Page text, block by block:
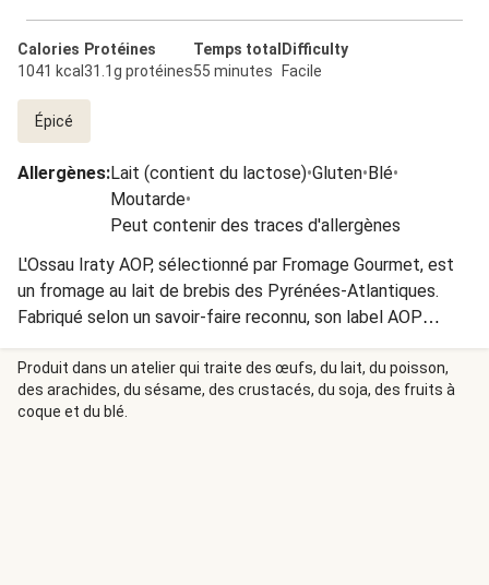
Calories
1041 kcal
Protéines
31.1g protéines
Temps total
55 minutes
Difficulty
Facile
Épicé
Allergènes:Lait (contient du lactose)•Gluten•Blé•
Moutarde•
Peut contenir des traces d'allergènes
L'Ossau Iraty AOP, sélectionné par Fromage Gourmet, est
un fromage au lait de brebis des Pyrénées-Atlantiques.
Fabriqué selon un savoir-faire reconnu, son label AOP
garantit son origine et ses saveurs authentiques qui vous
feront voyager au cœur des montagnes Béarnaises.
Produit dans un atelier qui traite des œufs, du lait, du poisson,
des arachides, du sésame, des crustacés, du soja, des fruits à
coque et du blé.